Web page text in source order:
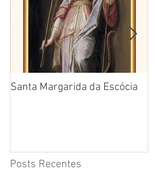
Santa Margarida da Escócia
Posts Recentes